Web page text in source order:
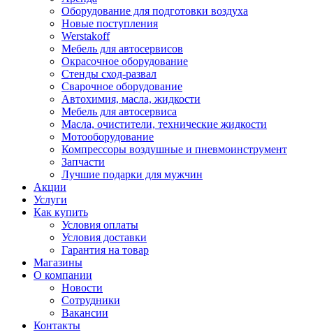
Оборудование для подготовки воздуха
Новые поступления
Werstakoff
Мебель для автосервисов
Окрасочное оборудование
Стенды сход-развал
Сварочное оборудование
Автохимия, масла, жидкости
Мебель для автосервиса
Масла, очистители, технические жидкости
Мотооборудование
Компрессоры воздушные и пневмоинструмент
Запчасти
Лучшие подарки для мужчин
Акции
Услуги
Как купить
Условия оплаты
Условия доставки
Гарантия на товар
Магазины
О компании
Новости
Сотрудники
Вакансии
Контакты